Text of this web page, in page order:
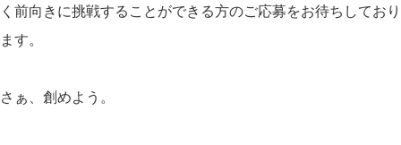
く前向きに挑戦することができる方のご応募をお待ちしており
ます。
さぁ、創めよう。